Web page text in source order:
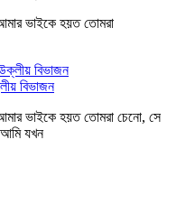
ভাইকে হয়ত তোমরা
বিভাজন
ভাইকে হয়ত তোমরা চেনো, সে
যখন